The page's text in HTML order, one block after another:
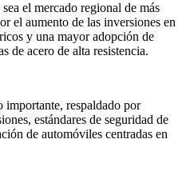
el mercado regional de más
el aumento de las inversiones en
y una mayor adopción de
de acero de alta resistencia.
importante, respaldado por
estándares de seguridad de
de automóviles centradas en